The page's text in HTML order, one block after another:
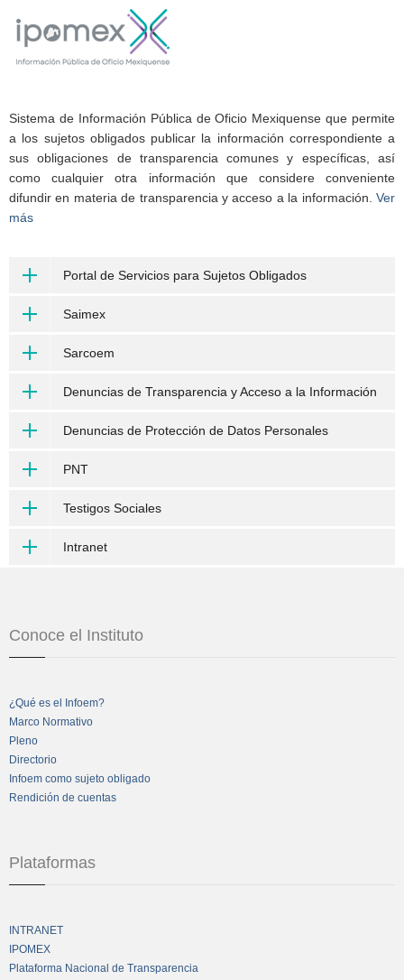
Sistema de Información Pública de Oficio Mexiquense que permite
a los sujetos obligados publicar la información correspondiente a
sus obligaciones de transparencia comunes y específicas, así
como cualquier otra información que considere conveniente
difundir en materia de transparencia y acceso a la información. Ver
más
Portal de Servicios para Sujetos Obligados
Saimex
Sarcoem
Denuncias de Transparencia y Acceso a la Información
Denuncias de Protección de Datos Personales
PNT
Testigos Sociales
Intranet
Conoce el Instituto
¿Qué es el Infoem?
Marco Normativo
Pleno
Directorio
Infoem como sujeto obligado
Rendición de cuentas
Plataformas
INTRANET
IPOMEX
Plataforma Nacional de Transparencia